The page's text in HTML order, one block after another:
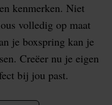
kenmerken. Niet
volledig op maat
je boxspring kan je
Creëer nu je eigen
bij jou past.